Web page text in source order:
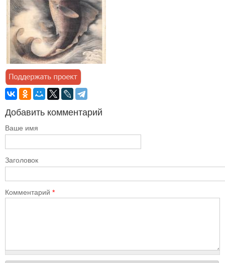
Добавить комментарий
Ваше имя
Заголовок
Комментарий *